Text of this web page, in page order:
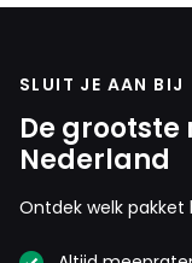
SLUIT JE AAN BIJ
De
Nederland
Ontdek welk pakket